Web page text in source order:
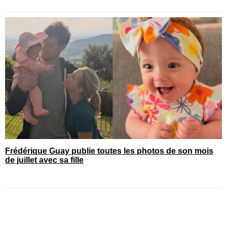
Frédérique Guay publie toutes les photos de son mois
de juillet avec sa fille